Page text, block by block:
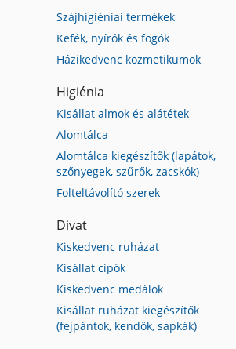
Szájhigiéniai termékek
Kefék, nyírók és fogók
Házikedvenc kozmetikumok
Higiénia
Kisállat almok és alátétek
Alomtálca
Alomtálca kiegészítők (lapátok,
szőnyegek, szűrők, zacskók)
Folteltávolító szerek
Divat
Kiskedvenc ruházat
Kisállat cipők
Kiskedvenc medálok
Kisállat ruházat kiegészítők
(fejpántok, kendők, sapkák)